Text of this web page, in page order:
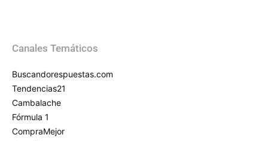
Canales Temáticos
Buscandorespuestas.com
Tendencias21
Cambalache
Fórmula 1
CompraMejor